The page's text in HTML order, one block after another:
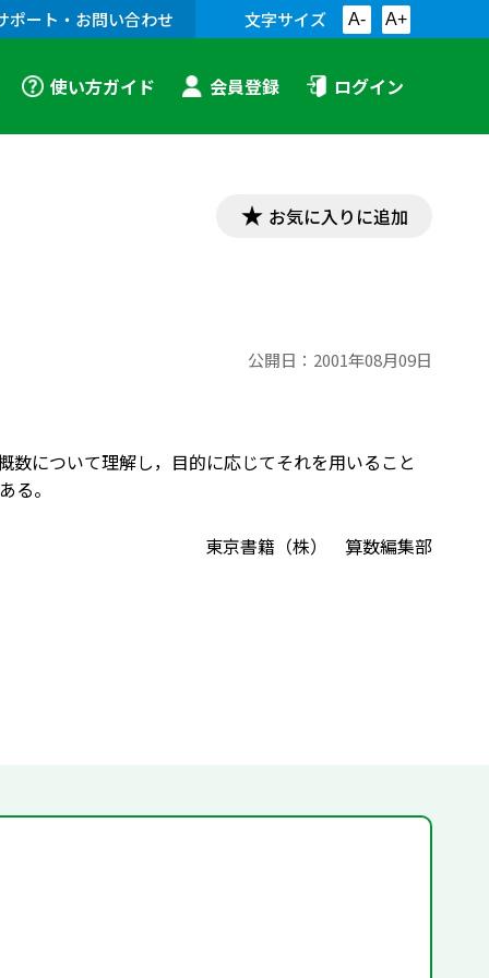
ポート・お問い合わせ 文字サイズ A- A+
使い方ガイド 会員登録 ログイン
お気に入りに追加
公開日： 2001年08月09日
について理解し，目的に応じてそれを用いること
る。
東京書籍（株） 算数編集部